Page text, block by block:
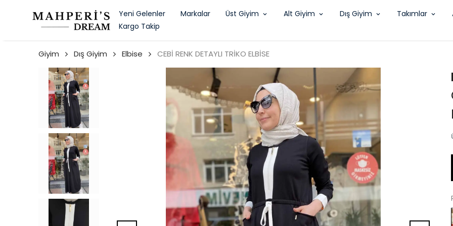
Yeni Gelenler Markalar Üst Giyim Alt Giyim Dış Giyim Takımlar
Kargo Takip
Giyim Dış Giyim Elbise CEBİ RENK DETAYLI TRİKO ELBİSE